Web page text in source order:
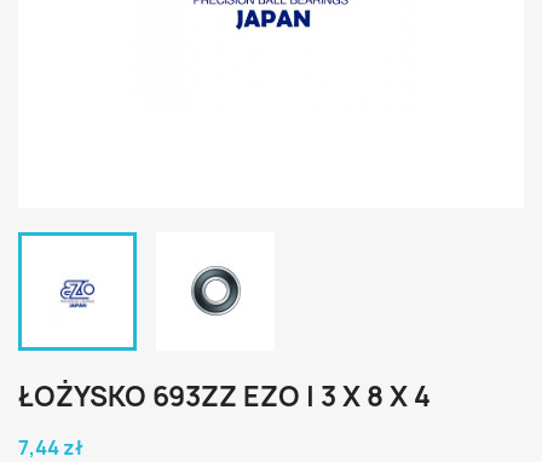
ŁOŻYSKO 693ZZ EZO | 3 X 8 X 4
7,44 zł